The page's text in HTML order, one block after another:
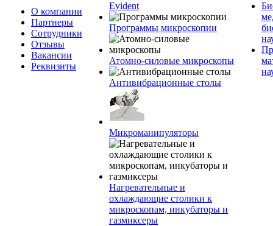
О компании
Партнеры
Сотрудники
Отзывы
Вакансии
Реквизиты
Evident
Программы микроскопии
Атомно-силовые микроскопы
Антивибрационные столы
Микроманипуляторы
Нагревательные и
охлаждающие столики к
микроскопам, инкубаторы и
газмиксеры